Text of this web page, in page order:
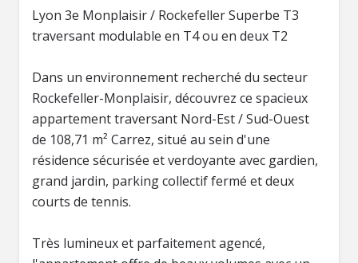
Lyon 3e Monplaisir / Rockefeller Superbe T3
traversant modulable en T4 ou en deux T2
Dans un environnement recherché du secteur
Rockefeller-Monplaisir, découvrez ce spacieux
appartement traversant Nord-Est / Sud-Ouest
de 108,71 m² Carrez, situé au sein d'une
résidence sécurisée et verdoyante avec gardien,
grand jardin, parking collectif fermé et deux
courts de tennis.
Très lumineux et parfaitement agencé,